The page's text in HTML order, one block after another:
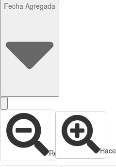
Fecha Agregada
Reducir zoom